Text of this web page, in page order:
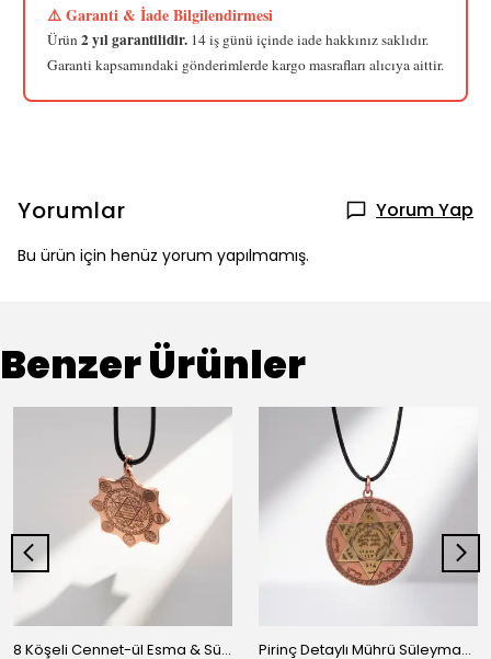
⚠️ Garanti & İade Bilgilendirmesi
Ürün 2 yıl garantilidir. 14 iş günü içinde iade hakkınız saklıdır.
Garanti kapsamındaki gönderimlerde kargo masrafları alıcıya aittir.
Yorumlar Yorum Yap
Bu ürün için henüz yorum yapılmamış.
Benzer Ürünler
8 Köşeli Cennet-ül Esma & Süleyman Mührü Bakır Kolye Pirinç Detaylı Mührü Süleyman ve Cennetül Esma İşlemeli Yuvarlak Bakır Kolye